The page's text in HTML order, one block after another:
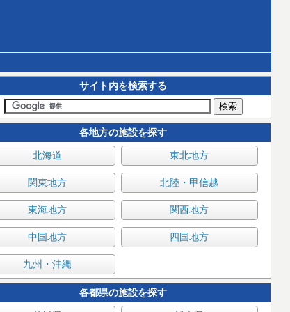
サイト内を検索する
各地方の施設を探す
北海道 東北地方
関東地方 北陸・甲信越
東海地方 関西地方
中国地方 四国地方
九州・沖縄
各都県の施設を探す